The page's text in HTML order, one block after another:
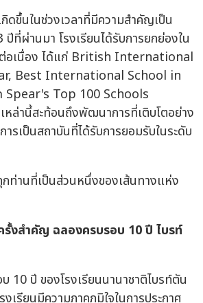
ดขึ้นในช่วงเวลาที่มีความสำคัญเป็น
ที่ผ่านมา โรงเรียนได้รับการยกย่องใน
ต่อเนื่อง ได้แก่ British International
Best International School in
Spear's Top 100 Schools
ล่านี้สะท้อนถึงพัฒนาการที่เติบโตอย่าง
รเป็นสถาบันที่ได้รับการยอมรับในระดับ
ท่านที่เป็นส่วนหนึ่งของเส้นทางแห่ง
รั้งสำคัญ ฉลองครบรอบ 10ปี ไบรท์
10 ปี ของโรงเรียนนานาชาติไบรท์ตัน
เรียนมีความภาคภูมิใจในการประกาศ